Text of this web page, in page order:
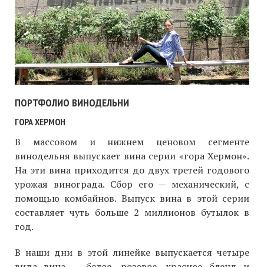
ПОРТФОЛИО ВИНОДЕЛЬНИ
ГОРА ХЕРМОН
В массовом и нижнем ценовом сегменте
винодельня выпускает вина серии «гора Хермон».
На эти вина приходится до двух третей годового
урожая винограда. Сбор его — механический, с
помощью комбайнов. Выпуск вина в этой серии
составляет чуть больше 2 миллионов бутылок в
год.
В наши дни в этой линейке выпускается четыре